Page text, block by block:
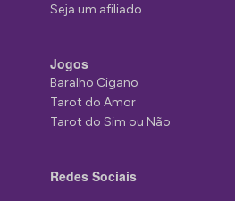
Seja um afiliado
Jogos
Baralho Cigano
Tarot do Amor
Tarot do Sim ou Não
Redes Sociais